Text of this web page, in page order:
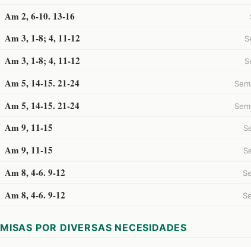
Am 2, 6-10. 13-16
Am 3, 1-8; 4, 11-12
Am 3, 1-8; 4, 11-12
Am 5, 14-15. 21-24
Am 5, 14-15. 21-24
Am 9, 11-15
Am 9, 11-15
Am 8, 4-6. 9-12
Am 8, 4-6. 9-12
MISAS POR DIVERSAS NECESIDADES